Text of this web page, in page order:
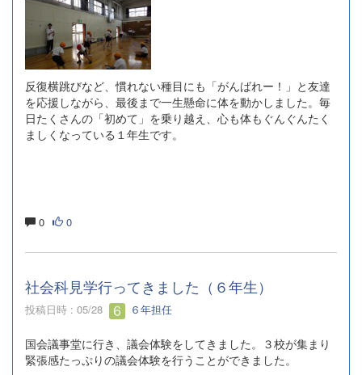
反復横跳びなど、慣れない種目にも「がんばれー！」と友達
を応援しながら、最後まで一生懸命に体を動かしました。毎
日たくさんの「初めて」を乗り越え、心も体もぐんぐんたく
ましくなっている１年生です。
0 0
社会科見学行ってきました（６年生）
投稿日時 : 05/28 ６年担任
国会議事堂に行き、議会体験をしてきました。３校が集まり
緊張感たっぷりの議会体験を行うことができました。